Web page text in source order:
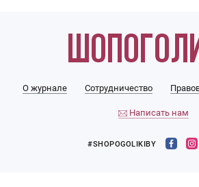
О журнале Сотрудничество
Написать нам
#SHOPOGOLIKIBY